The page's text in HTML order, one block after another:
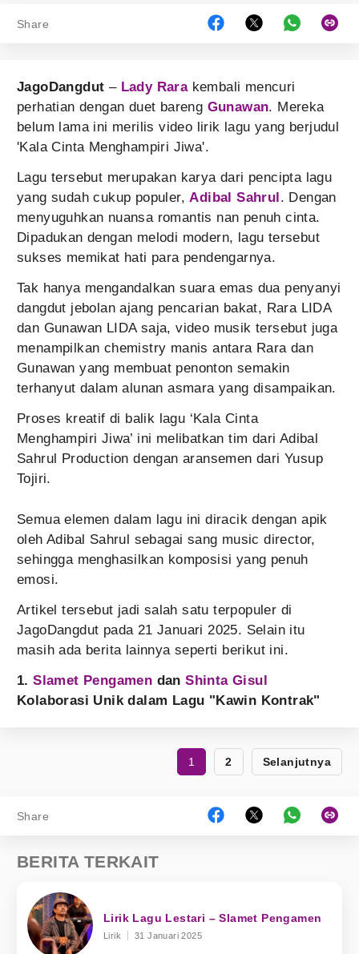
Share
JagoDangdut – Lady Rarakembali mencuri
perhatian dengan duet bareng Gunawan. Mereka
belum lama ini merilis video lirik lagu yang berjudul
'Kala Cinta Menghampiri Jiwa'.
Lagu tersebut merupakan karya dari pencipta lagu
yang sudah cukup populer,Adibal Sahrul. Dengan
menyuguhkan nuansa romantis nan penuh cinta.
Dipadukan dengan melodi modern, lagu tersebut
sukses memikat hati para pendengarnya.
Tak hanya mengandalkan suara emas dua penyanyi
dangdut jebolan ajang pencarian bakat, Rara LIDA
dan Gunawan LIDA saja, video musik tersebut juga
menampilkan chemistry manis antara Rara dan
Gunawan yang membuat penonton semakin
terhanyut dalam alunan asmara yang disampaikan.
Proses kreatif di balik lagu ‘Kala Cinta
Menghampiri Jiwa’ ini melibatkan tim dari Adibal
Sahrul Production dengan aransemen dari Yusup
Tojiri.
Semua elemen dalam lagu ini diracik dengan apik
oleh Adibal Sahrul sebagai sang music director,
sehingga menghasilkan komposisi yang penuh
emosi.
Artikel tersebut jadi salah satu terpopuler di
JagoDangdut pada 21 Januari 2025. Selain itu
masih ada berita lainnya seperti berikut ini.
1.Slamet Pengamen danShinta Gisul
Kolaborasi Unik dalam Lagu "Kawin Kontrak"
1 2 Selanjutnya
Share
BERITA TERKAIT
Lirik Lagu Lestari – Slamet Pengamen
Lirik 31 Januari 2025